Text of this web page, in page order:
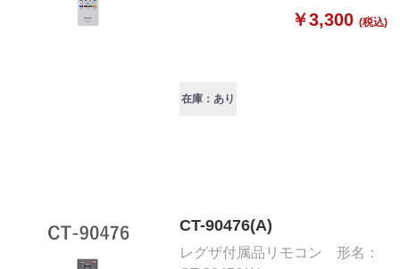
￥3,300 (税込)
在庫：あり
CT-90476(A)
レグザ付属品リモコン 形名：